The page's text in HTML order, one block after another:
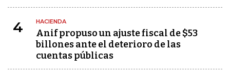
4 HACIENDA
Anif propuso un ajuste fiscal de $53
billones ante el deterioro de las
cuentas públicas